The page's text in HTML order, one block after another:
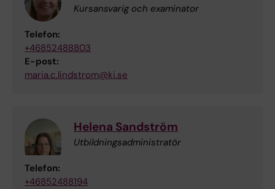
Kursansvarig och examinator
Telefon:
+46852488803
E-post:
maria.c.lindstrom@ki.se
Helena Sandström
Utbildningsadministratör
Telefon:
+46852488194